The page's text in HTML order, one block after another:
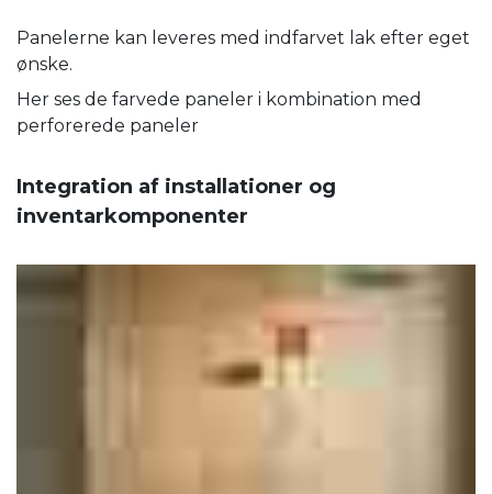
Panelerne kan leveres med indfarvet lak efter eget
ønske.
Her ses de farvede paneler i kombination med
perforerede paneler
Integration af installationer og
inventarkomponenter